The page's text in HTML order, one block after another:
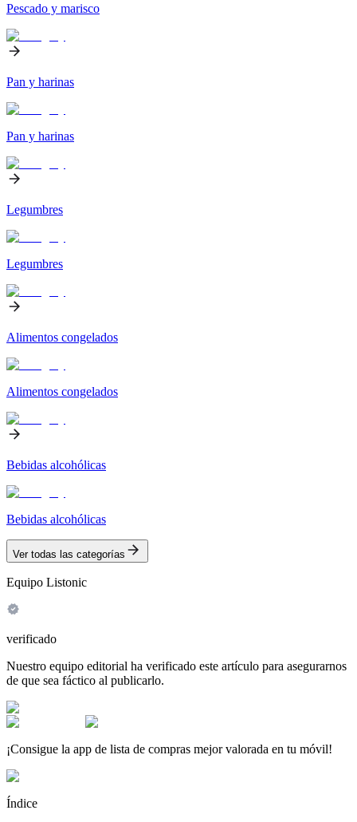
Pescado y marisco
Pan y harinas
Pan y harinas
Legumbres
Legumbres
Alimentos congelados
Alimentos congelados
Bebidas alcohólicas
Bebidas alcohólicas
Ver todas las categorías
Equipo Listonic
verificado
Nuestro equipo editorial ha verificado este artículo para asegurarnos
de que sea fáctico al publicarlo.
¡Consigue la app de lista de compras mejor valorada en tu móvil!
Índice